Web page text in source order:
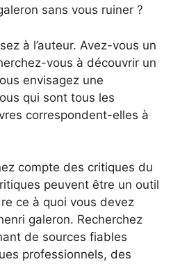
sans vous ruiner ?
à l’auteur. Avez-vous un
vous à découvrir un
envisagez une
qui sont tous les
correspondent-elles à
compte des critiques du
peuvent être un outil
ce à quoi vous devez
galeron. Recherchez
de sources fiables
professionnels, des